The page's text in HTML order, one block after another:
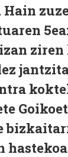
ziren